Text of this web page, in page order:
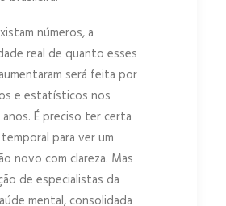
números, a
real de quanto esses
será feita por
e estatísticos nos
É preciso ter certa
para ver um
novo com clareza. Mas
de especialistas da
mental, consolidada